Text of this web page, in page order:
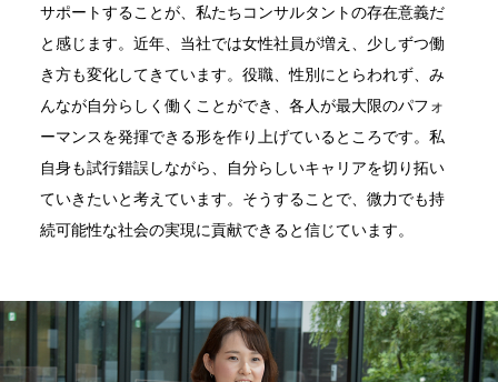
サポートすることが、私たちコンサルタントの存在意義だ
と感じます。近年、当社では女性社員が増え、少しずつ働
き方も変化してきています。役職、性別にとらわれず、み
んなが自分らしく働くことができ、各人が最大限のパフォ
ーマンスを発揮できる形を作り上げているところです。私
自身も試行錯誤しながら、自分らしいキャリアを切り拓い
ていきたいと考えています。そうすることで、微力でも持
続可能性な社会の実現に貢献できると信じています。